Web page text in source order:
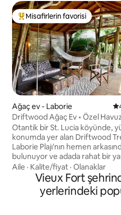
Misafirlerin favorilerinden en
Misafirlerin favorisi
Ağaç ev - Laborie 5
Driftwood Ağaç Ev • Özel
Yakın
Otantik bir St. Lucia köyünde,
konumda yer alan Driftwood
Laborie Plajı'nın hemen
bulunuyor ve adada rahat bir
tasarlanmış kendi özel daldırma
havuzuna sahip. Driftwood,
konaklamanız boyunca ana
noktanız olan Nick ve Ben
Aile · Kalite/fiyat · Olanaklar
Vieux Fort
yerlerindeki